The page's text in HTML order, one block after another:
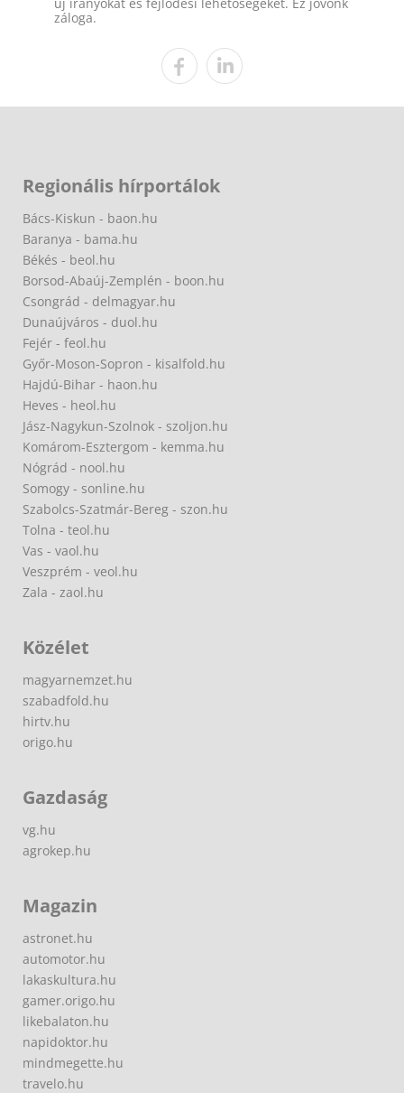
záloga.
Regionális hírportálok
Bács-Kiskun - baon.hu
Baranya - bama.hu
Békés - beol.hu
Borsod-Abaúj-Zemplén - boon.hu
Csongrád - delmagyar.hu
Dunaújváros - duol.hu
Fejér - feol.hu
Győr-Moson-Sopron - kisalfold.hu
Hajdú-Bihar - haon.hu
Heves - heol.hu
Jász-Nagykun-Szolnok - szoljon.hu
Komárom-Esztergom - kemma.hu
Nógrád - nool.hu
Somogy - sonline.hu
Szabolcs-Szatmár-Bereg - szon.hu
Tolna - teol.hu
Vas - vaol.hu
Veszprém - veol.hu
Zala - zaol.hu
Közélet
magyarnemzet.hu
szabadfold.hu
hirtv.hu
origo.hu
Gazdaság
vg.hu
agrokep.hu
Magazin
astronet.hu
automotor.hu
lakaskultura.hu
gamer.origo.hu
likebalaton.hu
napidoktor.hu
mindmegette.hu
travelo.hu